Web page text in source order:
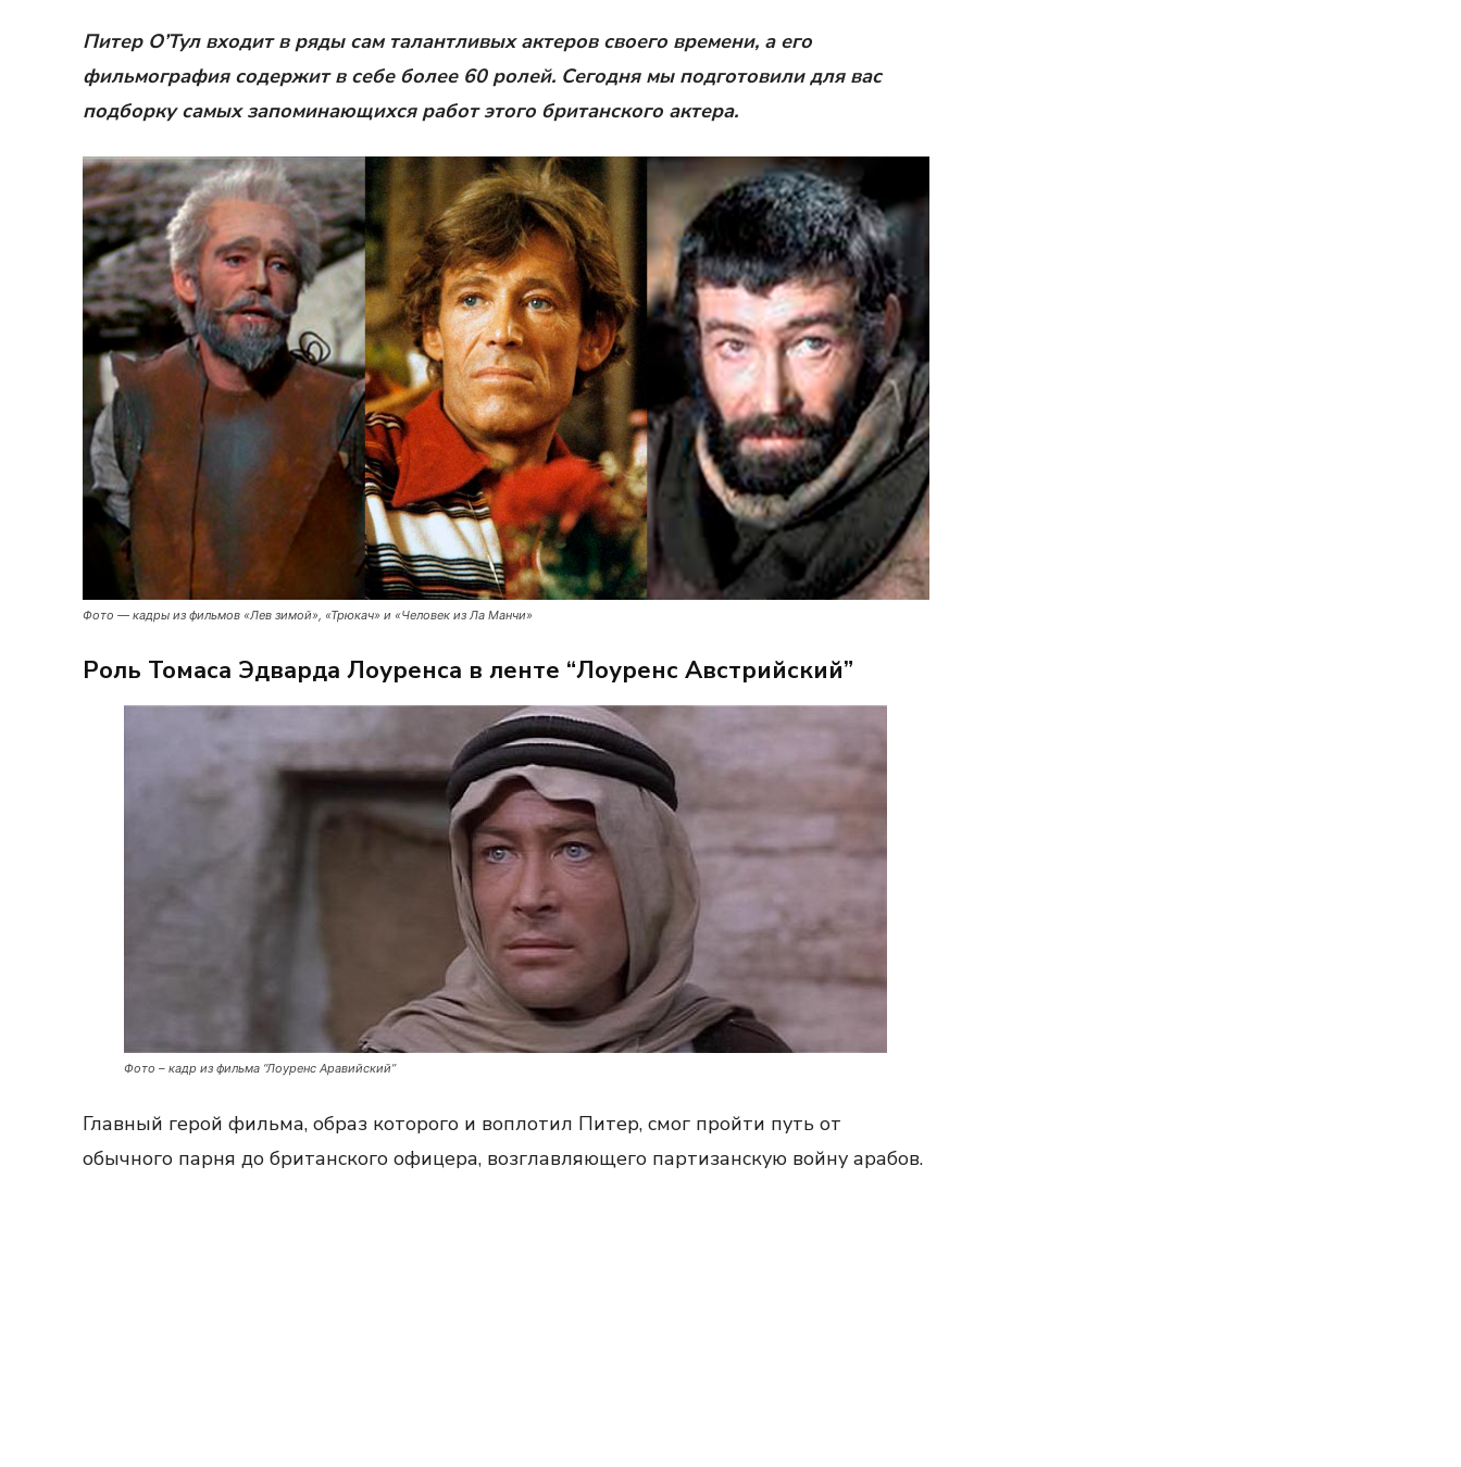
Питер О’Тул входит в ряды сам талантливых актеров своего времени, а его
фильмография содержит в себе более 60 ролей. Сегодня мы подготовили для вас
подборку самых запоминающихся работ этого британского актера.
Фото — кадры из фильмов «Лев зимой», «Трюкач» и «Человек из Ла Манчи»
Роль Томаса Эдварда Лоуренса в ленте “Лоуренс Австрийский”
Фото – кадр из фильма “Лоуренс Аравийский”
Главный герой фильма, образ которого и воплотил Питер, смог пройти путь от
обычного парня до британского офицера, возглавляющего партизанскую войну арабов.